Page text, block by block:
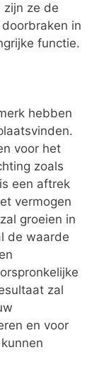
zijn ze de
in
functie.
hebben
voor het
zoals
een aftrek
vermogen
groeien in
de waarde
zal
en voor